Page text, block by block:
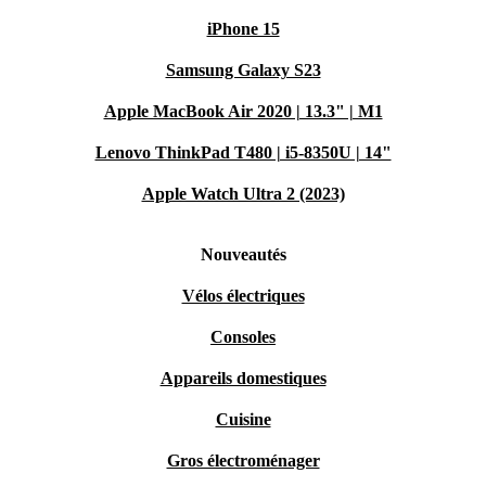
iPhone 15
Samsung Galaxy S23
Apple MacBook Air 2020 | 13.3" | M1
Lenovo ThinkPad T480 | i5-8350U | 14"
Apple Watch Ultra 2 (2023)
Nouveautés
Vélos électriques
Consoles
Appareils domestiques
Cuisine
Gros électroménager